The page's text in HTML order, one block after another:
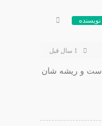
نویسنده
است و ریشه شان